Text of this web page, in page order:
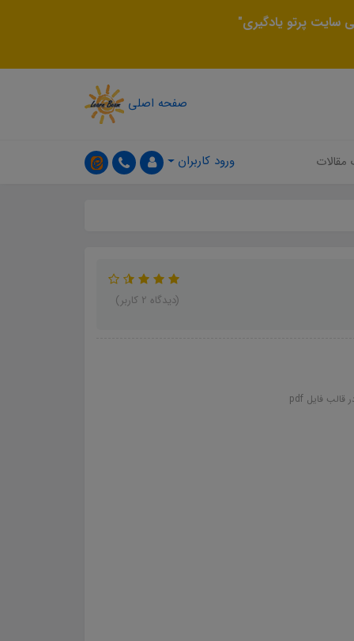
سایت پرتو یادگیری"
صفحه اصلی
مقالات ورود کاربران
(دیدگاه 2 کاربر)